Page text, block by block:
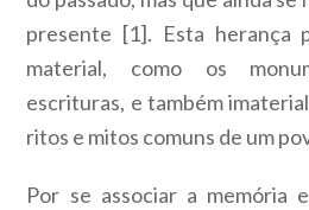
presente [1]. Esta herança
material, como os
escrituras, e também
ritos e mitos comuns de um
Por se associar a memória